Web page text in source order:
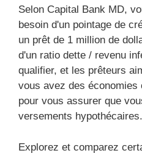
Selon Capital Bank MD,
besoin d'un pointage de
un prêt de 1 million de
d'un ratio dette / revenu
qualifier, et les prêteurs
vous avez des économies
pour vous assurer que
versements hypothécaires.
Explorez et comparez